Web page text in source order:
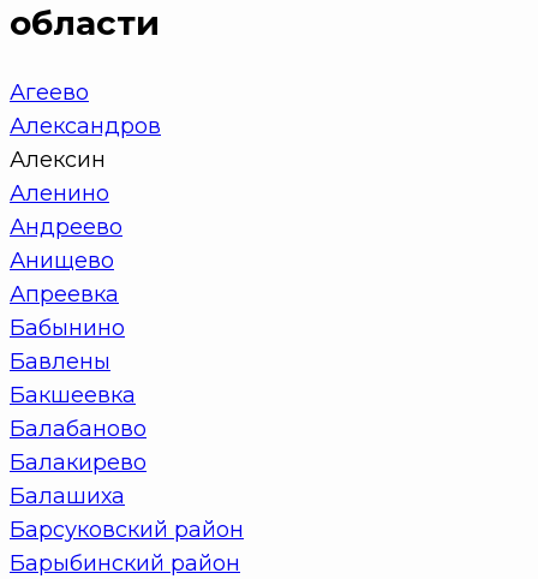
области
Агеево
Александров
Алексин
Аленино
Андреево
Анищево
Апреевка
Бабынино
Бавлены
Бакшеевка
Балабаново
Балакирево
Балашиха
Барсуковский район
Барыбинский район